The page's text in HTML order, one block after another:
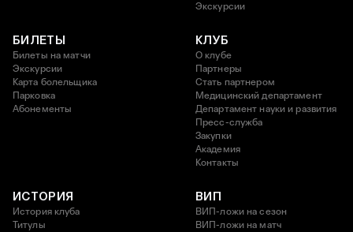
Экскурсии
БИЛЕТЫ
Билеты на матчи
Экскурсии
Карта болельщика
Парковка
Абонементы
КЛУБ
О клубе
Партнеры
Стать партнером
Медицинский департамент
Департамент науки и развития
Пресс-служба
Закупки
Академия
Контакты
ИСТОРИЯ
История клуба
Титулы
ВИП
ВИП-ложи на сезон
ВИП-ложи на матч